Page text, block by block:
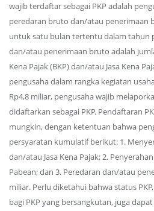
wajib terdaftar sebagai PKP adalah
peredaran bruto dan/atau penerimaan
untuk satu bulan tertentu dalam tahun
dan/atau penerimaan bruto adalah
Kena Pajak (BKP) dan/atau Jasa Kena
pengusaha dalam rangka kegiatan
Rp4,8 miliar, pengusaha wajib
didaftarkan sebagai PKP. Pendaftaran
mungkin, dengan ketentuan bahwa
persyaratan kumulatif berikut: 1.
dan/atau Jasa Kena Pajak; 2.
Pabean; dan 3. Peredaran dan/atau
miliar. Perlu diketahui bahwa status
bagi PKP yang bersangkutan, juga